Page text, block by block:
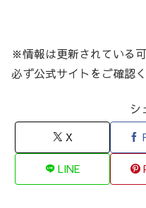
※情報は更新されている
必ず公式サイトをご確認
シ
X
LINE